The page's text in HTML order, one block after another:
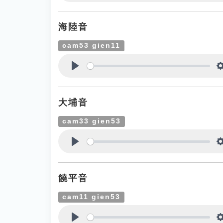
海陸音
cam53 gien11
大埔音
cam33 gien53
饒平音
cam11 gien53